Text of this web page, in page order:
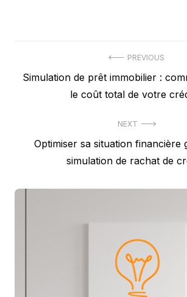
de
PREVIOUS
Previous
Simulation de prêt immobilier :
le coût total de votre
NEXT
NextOptimiser sa situation financière
simulation de rachat de